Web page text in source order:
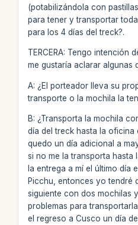
(potabilizándola con
para tener y transportar
para los 4 días del treck?.
TERCERA: Tengo intención
me gustaría aclarar algunas
A: ¿El porteador lleva su
transporte o la mochila la
B: ¿Transporta la mochila
día del treck hasta la oficina
quedo un día adicional a
si no me la transporta hasta
la entrega a mí el último día
Picchu, entonces yo tendré
siguiente con dos mochilas
problemas para
el regreso a Cusco un día